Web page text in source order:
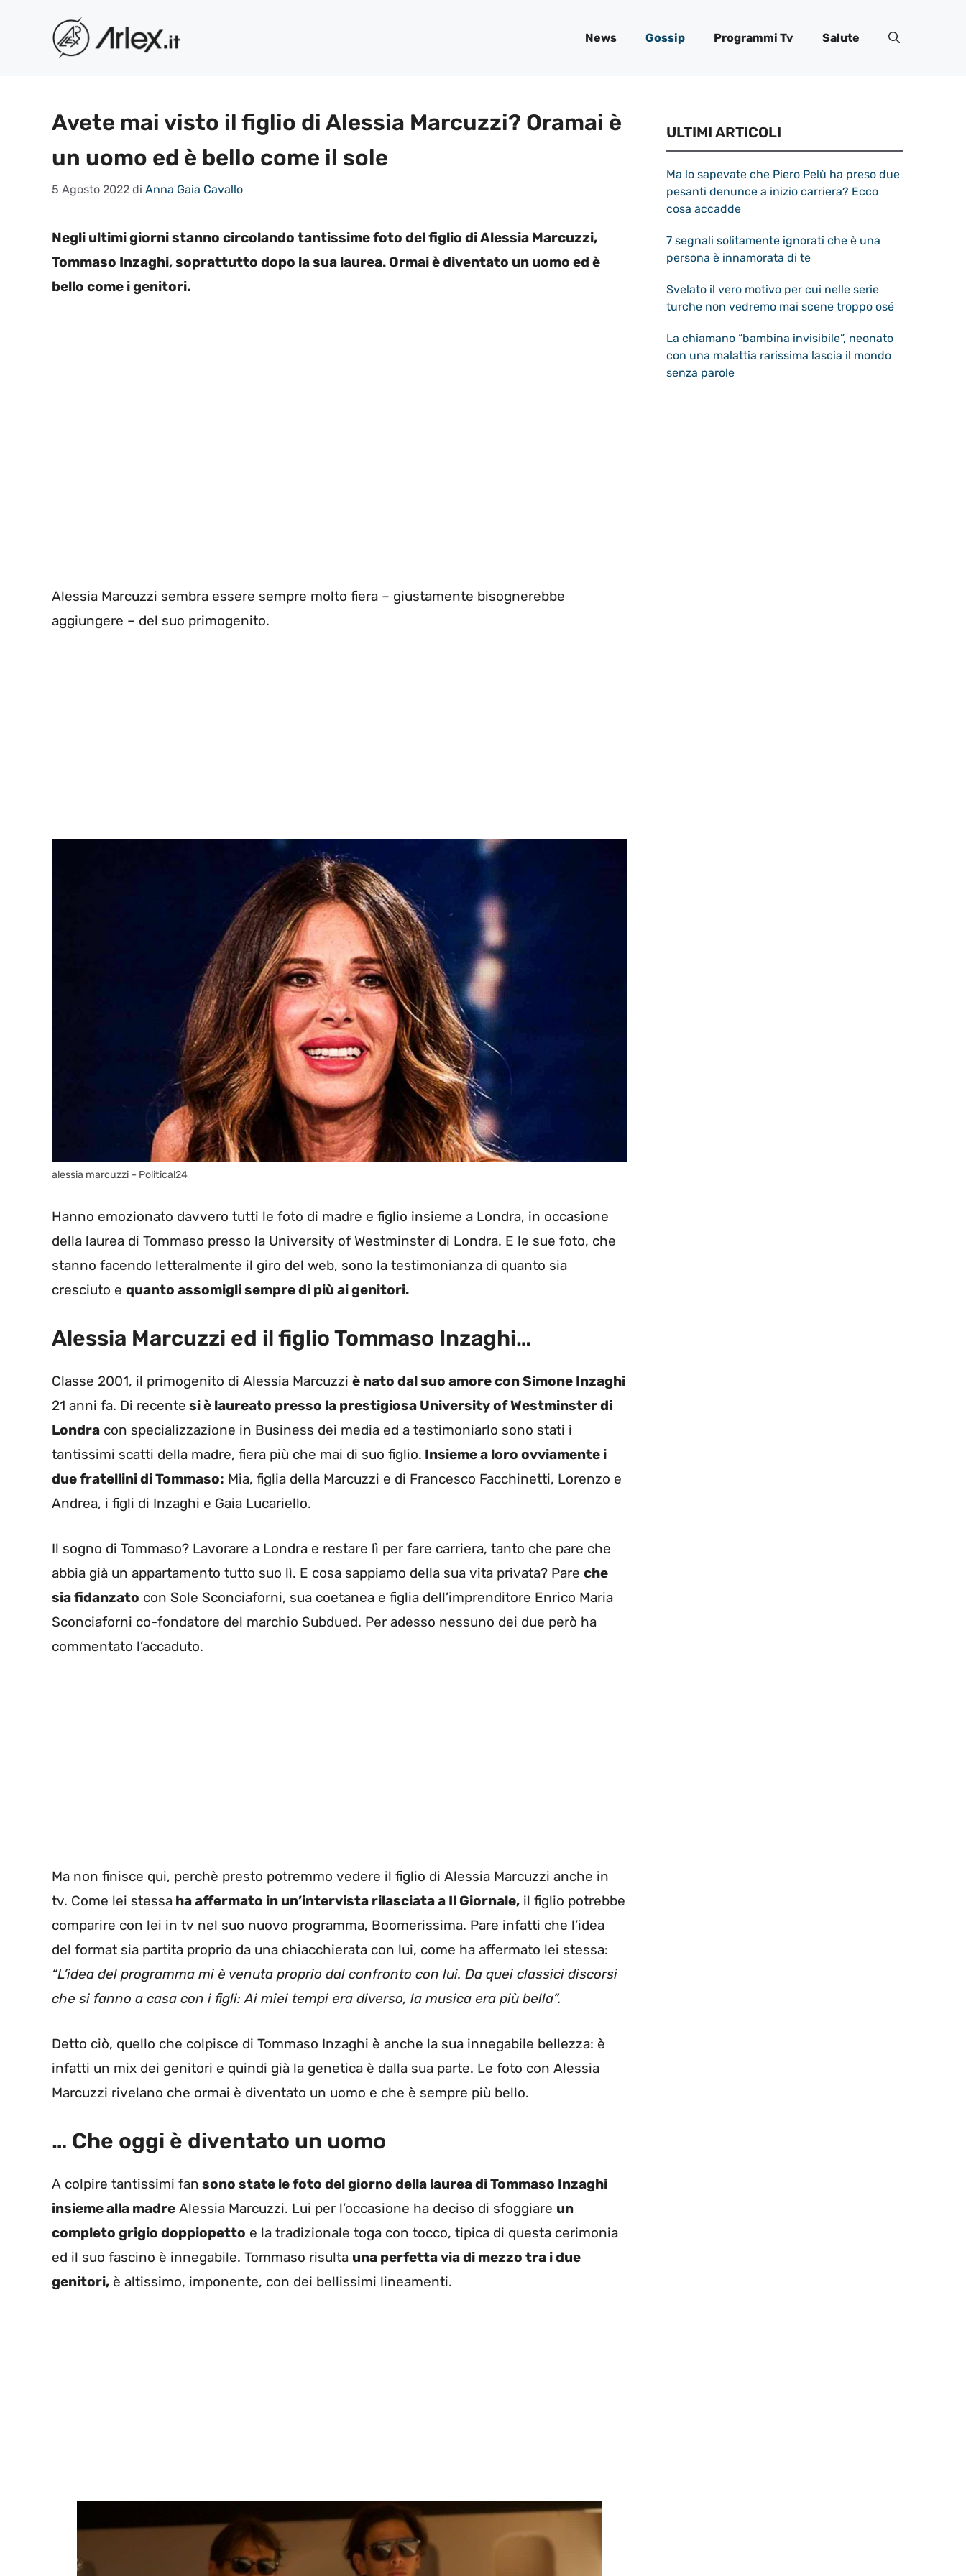
contenuto
News Gossip Programmi Tv Salute
Avete mai visto il figlio di Alessia Marcuzzi? Oramai è
un uomo ed è bello come il sole
5 Agosto 2022 di Anna Gaia Cavallo
Negli ultimi giorni stanno circolando tantissime foto del figlio di Alessia Marcuzzi,
Tommaso Inzaghi, soprattutto dopo la sua laurea. Ormai è diventato un uomo ed è
bello come i genitori.
Alessia Marcuzzi sembra essere sempre molto fiera – giustamente bisognerebbe
aggiungere – del suo primogenito.
alessia marcuzzi – Political24
Hanno emozionato davvero tutti le foto di madre e figlio insieme a Londra, in occasione
della laurea di Tommaso presso la University of Westminster di Londra. E le sue foto, che
stanno facendo letteralmente il giro del web, sono la testimonianza di quanto sia
cresciuto e quanto assomigli sempre di più ai genitori.
Alessia Marcuzzi ed il figlio Tommaso Inzaghi…
Classe 2001, il primogenito di Alessia Marcuzzi è nato dal suo amore con Simone Inzaghi
21 anni fa. Di recente si è laureato presso la prestigiosa University of Westminster di
Londra con specializzazione in Business dei media ed a testimoniarlo sono stati i
tantissimi scatti della madre, fiera più che mai di suo figlio. Insieme a loro ovviamente i
due fratellini di Tommaso: Mia, figlia della Marcuzzi e di Francesco Facchinetti, Lorenzo e
Andrea, i figli di Inzaghi e Gaia Lucariello.
Il sogno di Tommaso? Lavorare a Londra e restare lì per fare carriera, tanto che pare che
abbia già un appartamento tutto suo lì. E cosa sappiamo della sua vita privata? Pare che
sia fidanzato con Sole Sconciaforni, sua coetanea e figlia dell’imprenditore Enrico Maria
Sconciaforni co-fondatore del marchio Subdued. Per adesso nessuno dei due però ha
commentato l’accaduto.
Ma non finisce qui, perchè presto potremmo vedere il figlio di Alessia Marcuzzi anche in
tv. Come lei stessa ha affermato in un’intervista rilasciata a Il Giornale, il figlio potrebbe
comparire con lei in tv nel suo nuovo programma, Boomerissima. Pare infatti che l’idea
del format sia partita proprio da una chiacchierata con lui, come ha affermato lei stessa:
“L’idea del programma mi è venuta proprio dal confronto con lui. Da quei classici discorsi
che si fanno a casa con i figli: Ai miei tempi era diverso, la musica era più bella”.
Detto ciò, quello che colpisce di Tommaso Inzaghi è anche la sua innegabile bellezza: è
infatti un mix dei genitori e quindi già la genetica è dalla sua parte. Le foto con Alessia
Marcuzzi rivelano che ormai è diventato un uomo e che è sempre più bello.
… Che oggi è diventato un uomo
A colpire tantissimi fan sono state le foto del giorno della laurea di Tommaso Inzaghi
insieme alla madre Alessia Marcuzzi. Lui per l’occasione ha deciso di sfoggiare un
completo grigio doppiopetto e la tradizionale toga con tocco, tipica di questa cerimonia
ed il suo fascino è innegabile. Tommaso risulta una perfetta via di mezzo tra i due
genitori, è altissimo, imponente, con dei bellissimi lineamenti.
ULTIMI ARTICOLI
Ma lo sapevate che Piero Pelù ha preso due
pesanti denunce a inizio carriera? Ecco
cosa accadde
7 segnali solitamente ignorati che è una
persona è innamorata di te
Svelato il vero motivo per cui nelle serie
turche non vedremo mai scene troppo osé
La chiamano “bambina invisibile”, neonato
con una malattia rarissima lascia il mondo
senza parole